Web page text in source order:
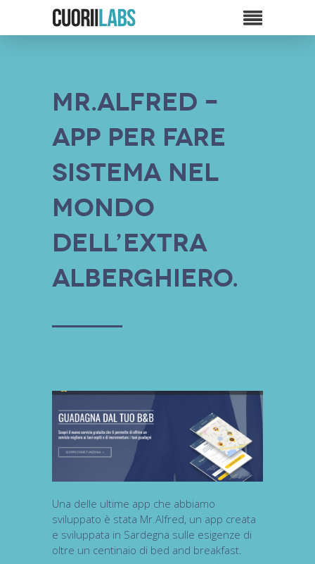
Mr.Alfred –
App per fare
sistema nel
mondo
dell’extra
alberghiero.
Una delle ultime app che abbiamo
sviluppato è stata Mr.Alfred, un app creata
e sviluppata in Sardegna sulle esigenze di
oltre un centinaio di bed and breakfast.